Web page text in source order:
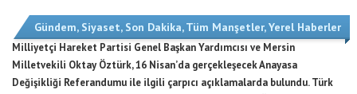
Gündem, Siyaset, Son Dakika,Tüm Manşetler,Yerel Haberler
Milliyetçi Hareket Partisi Genel Başkan Yardımcısı ve Mersin
Milletvekili Oktay Öztürk, 16 Nisan’da gerçekleşecek Anayasa
Değişikliği Referandumu ile ilgili çarpıcı açıklamalarda bulundu. Türk